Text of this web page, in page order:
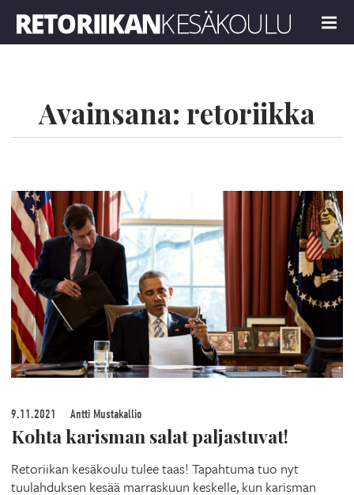
MENU
Avainsana: retoriikka
9.11.2021 Antti Mustakallio
Kohta karisman salat paljastuvat!
Retoriikan kesäkoulu tulee taas! Tapahtuma tuo nyt
tuulahduksen kesää marraskuun keskelle, kun karisman